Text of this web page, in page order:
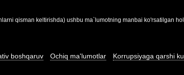
qisman keltirishda) ushbu ma`lumotning manbai ko'rsatilgan
boshqaruv Ochiq ma'lumotlar
Korrupsiyaga qarshi